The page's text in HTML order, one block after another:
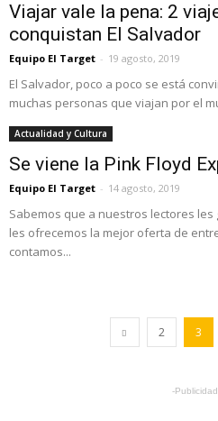
Viajar vale la pena: 2
conquistan El Salvador
Equipo El Target - 19 agosto, 2019
El Salvador, poco a poco se está
muchas personas que viajan por el
Actualidad y Cultura
Se viene la Pink Floyd
Equipo El Target - 14 agosto, 2019
Sabemos que a nuestros lectores
les ofrecemos la mejor oferta de
contamos...
2 3
-